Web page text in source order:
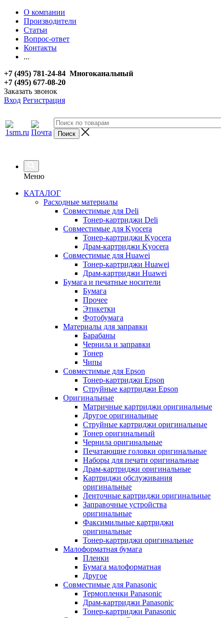
О компании
Производители
Статьи
Вопрос-ответ
Контакты
...
+7 (495) 781-24-84 Многоканальный
+7 (495) 677-08-20
Заказать звонок
Вход Регистрация
Меню
КАТАЛОГ
Расходные материалы
Совместимые для Deli
Тонер-картриджи Deli
Совместимые для Kyocera
Тонер-картриджи Kyocera
Драм-картриджи Kyocera
Совместимые для Huawei
Тонер-картриджи Huawei
Драм-картриджи Huawei
Бумага и печатные носители
Бумага
Прочее
Этикетки
Фотобумага
Материалы для заправки
Барабаны
Чернила и заправки
Тонер
Чипы
Совместимые для Epson
Тонер-картриджи Epson
Струйные картриджи Epson
Оригинальные
Матричные картриджи оригинальные
Другое оригинальные
Струйные картриджи оригинальные
Тонер оригинальный
Чернила оригинальные
Печатающие головки оригинальные
Наборы для печати оригинальные
Драм-картриджи оригинальные
Картриджи обслуживания
оригинальные
Ленточные картриджи оригинальные
Заправочные устройства
оригинальные
Факсимильные картриджи
оригинальные
Тонер-картриджи оригинальные
Малоформатная бумага
Пленки
Бумага малоформатная
Другое
Совместимые для Panasonic
Термопленки Panasonic
Драм-картриджи Panasonic
Тонер-картриджи Panasonic